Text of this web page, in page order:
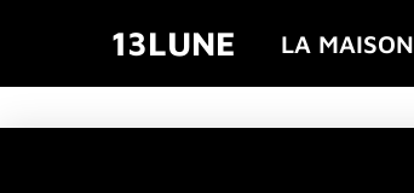
13LUNE LA MAISON